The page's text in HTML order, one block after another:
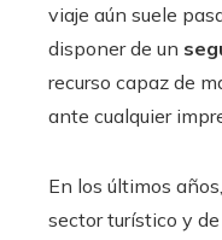
viaje aún suele
disponer de un
recurso capaz de
ante cualquier
En los últimos
sector turístico y